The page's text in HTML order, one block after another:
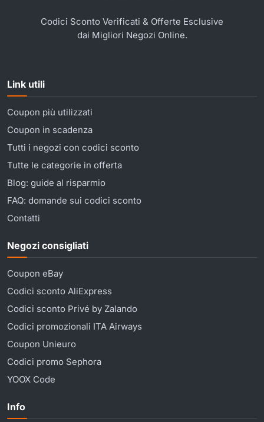
Codici Sconto Verificati & Offerte Esclusive
dai Migliori Negozi Online.
Link utili
Coupon più utilizzati
Coupon in scadenza
Tutti i negozi con codici sconto
Tutte le categorie in offerta
Blog: guide al risparmio
FAQ: domande sui codici sconto
Contatti
Negozi consigliati
Coupon eBay
Codici sconto AliExpress
Codici sconto Privé by Zalando
Codici promozionali ITA Airways
Coupon Unieuro
Codici promo Sephora
YOOX Code
Info